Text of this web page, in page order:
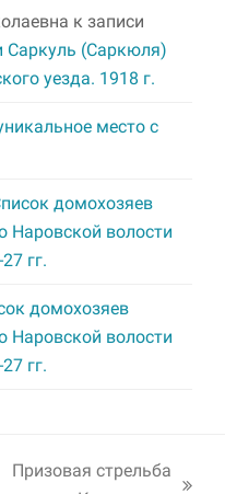
к записи
Саркуль (Саркюля)
уезда. 1918 г.
место с
домохозяев
Наровской волости
гг.
домохозяев
Наровской волости
гг.
Призовая стрельба